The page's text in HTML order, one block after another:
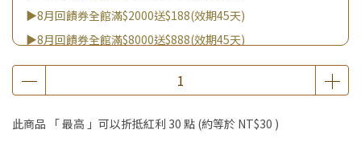
▶8月回饋券全館滿$2000送$188(效期45天)
▶8月回饋券全館滿$8000送$888(效期45天)
▶消費滿999｜享超值價$299加購BIO UP面膜
▶全館不限消費金額｜享超值價$19起 加購自然主義嚐鮮試吃
▶王國加購活動 訂單享超值優惠價加購好物
此商品 「 最高 」可以折抵紅利 30 點 (約等於 NT$30 )